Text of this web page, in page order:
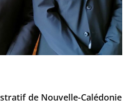
de Nouvelle-Calédonie